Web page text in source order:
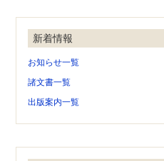
新着情報
お知らせ一覧
諸文書一覧
出版案内一覧